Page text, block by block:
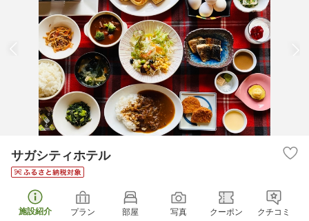
サガシティホテル
施設紹介 プラン 部屋 写真 クーポン クチコミ